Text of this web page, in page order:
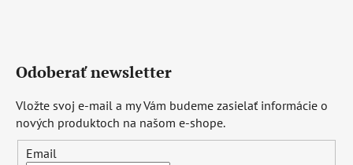
Odoberať newsletter
Vložte svoj e-mail a my Vám budeme zasielať informácie o
nových produktoch na našom e-shope.
Email